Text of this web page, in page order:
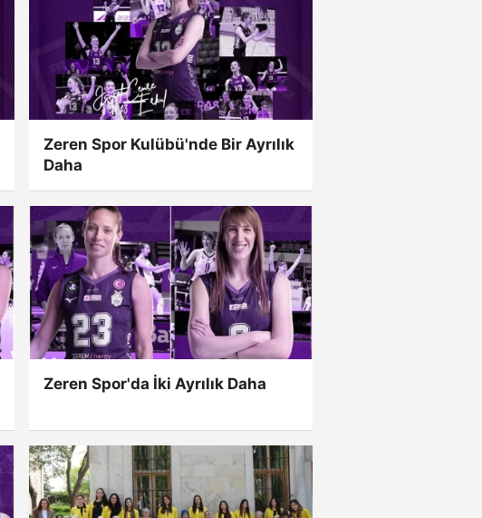
Zeren Spor Kulübü'nde Bir Ayrılık
Daha
Zeren Spor'da İki Ayrılık Daha